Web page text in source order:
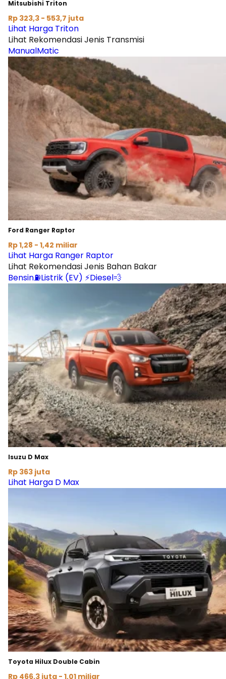
Mitsubishi Triton
Rp 323,3 - 553,7 juta
Lihat Harga Triton
Lihat Rekomendasi Jenis Transmisi
ManualMatic
Ford Ranger Raptor
Rp 1,28 - 1,42 miliar
Lihat Harga Ranger Raptor
Lihat Rekomendasi Jenis Bahan Bakar
Bensin⛽Listrik (EV) ⚡Diesel💨
Isuzu D Max
Rp 363 juta
Lihat Harga D Max
Toyota Hilux Double Cabin
Rp 466,3 juta - 1,01 miliar